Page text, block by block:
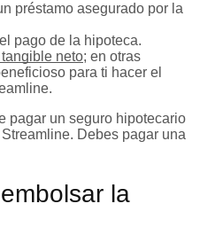
préstamo asegurado por la
pago de la hipoteca.
neto; en otras
para ti hacer el
pagar un seguro hipotecario
Debes pagar una
la